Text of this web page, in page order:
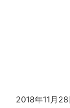
2018年11月28